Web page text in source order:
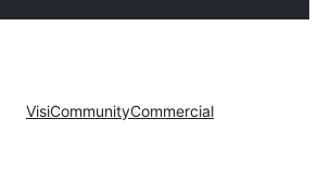
VisiCommunityCommercial